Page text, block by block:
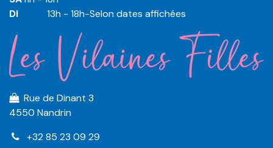
DI
​​​ 13h - 18h-Selon dates affichées
Rue de Dinant 3
4550 Nandrin
+32 85 23 09 29